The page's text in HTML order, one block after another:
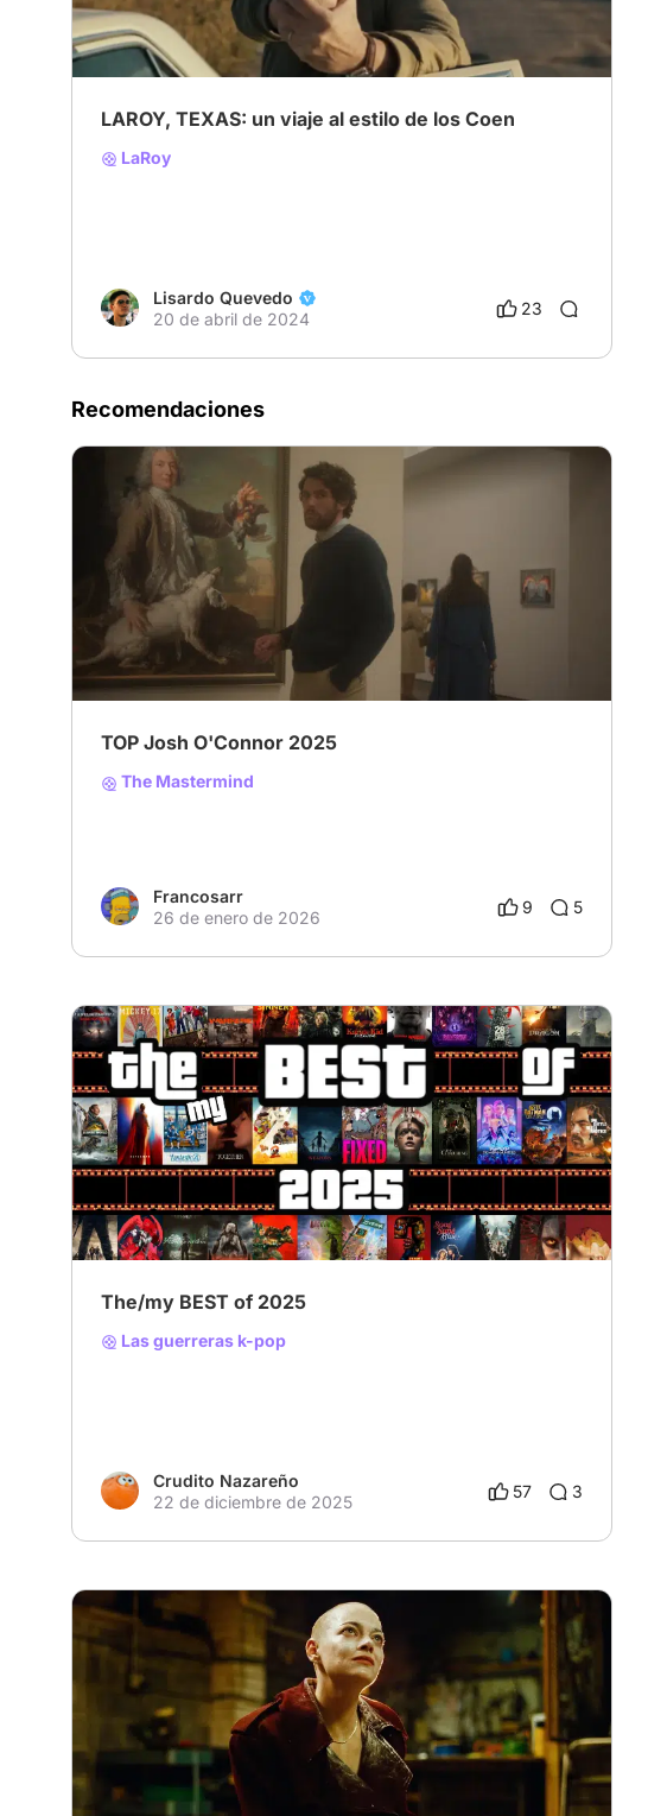
LAROY, TEXAS: un viaje al estilo de los Coen
LaRoy
Lisardo Quevedo
20 de abril de 2024
23
Recomendaciones
TOP Josh O'Connor 2025
The Mastermind
Francosarr
26 de enero de 2026
9 5
The/my BEST of 2025
Las guerreras k-pop
Crudito Nazareño
22 de diciembre de 2025
57 3